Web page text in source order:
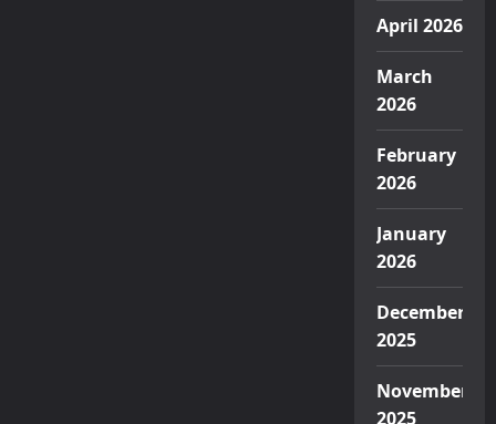
April 2026
March
2026
February
2026
January
2026
December
2025
November
2025